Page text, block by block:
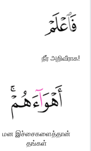
நீர் அறிவீராக!
மன இச்சைகளைத்தான்
தங்கள்